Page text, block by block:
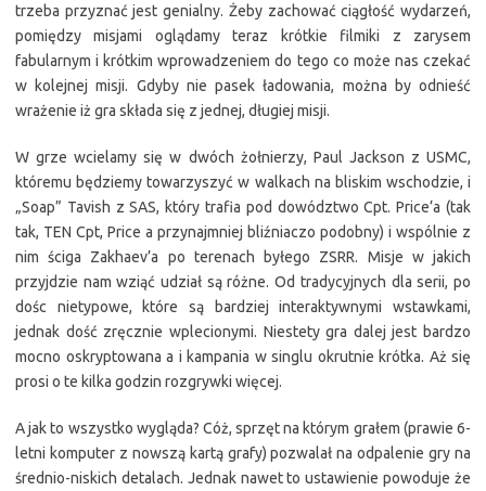
trzeba przyznać jest genialny. Żeby zachować ciągłość wydarzeń,
pomiędzy misjami oglądamy teraz krótkie filmiki z zarysem
fabularnym i krótkim wprowadzeniem do tego co może nas czekać
w kolejnej misji. Gdyby nie pasek ładowania, można by odnieść
wrażenie iż gra składa się z jednej, długiej misji.
W grze wcielamy się w dwóch żołnierzy, Paul Jackson z USMC,
któremu będziemy towarzyszyć w walkach na bliskim wschodzie, i
„Soap” Tavish z SAS, który trafia pod dowództwo Cpt. Price’a (tak
tak, TEN Cpt, Price a przynajmniej bliźniaczo podobny) i wspólnie z
nim ściga Zakhaev’a po terenach byłego ZSRR. Misje w jakich
przyjdzie nam wziąć udział są różne. Od tradycyjnych dla serii, po
dośc nietypowe, które są bardziej interaktywnymi wstawkami,
jednak dość zręcznie wplecionymi. Niestety gra dalej jest bardzo
mocno oskryptowana a i kampania w singlu okrutnie krótka. Aż się
prosi o te kilka godzin rozgrywki więcej.
A jak to wszystko wygląda? Cóż, sprzęt na którym grałem (prawie 6-
letni komputer z nowszą kartą grafy) pozwalał na odpalenie gry na
średnio-niskich detalach. Jednak nawet to ustawienie powoduje że